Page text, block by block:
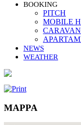
BOOKING
PITCH
MOBILE
NEWS
WEATHER
MAPPA